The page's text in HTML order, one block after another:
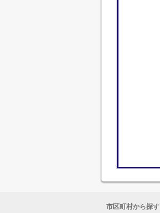
市区町村から探す